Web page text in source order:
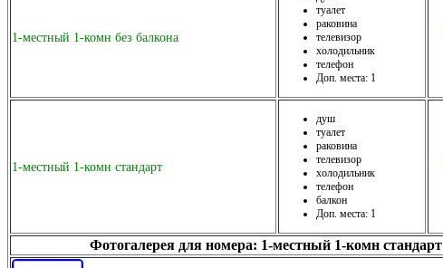
1-местный 1-комн без балкона
туалет
раковина
телевизор
холодильник
телефон
Доп. места: 1
1-местный 1-комн стандарт
душ
туалет
раковина
телевизор
холодильник
телефон
балкон
Доп. места: 1
Фотогалерея для номера: 1-местный 1-комн стандарт